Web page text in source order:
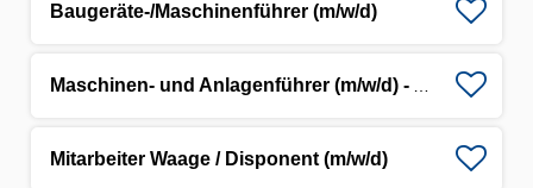
Baugeräte-/Maschinenführer (m/w/d)
Mitarbeiter Waage / Disponent (m/w/d)